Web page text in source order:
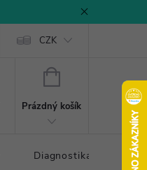
CZK
NÁKUPNÍ
Prázdný košík
Diagnostika došlapu